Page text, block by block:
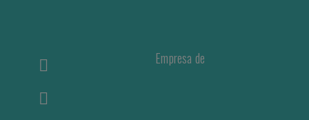
Empresa de